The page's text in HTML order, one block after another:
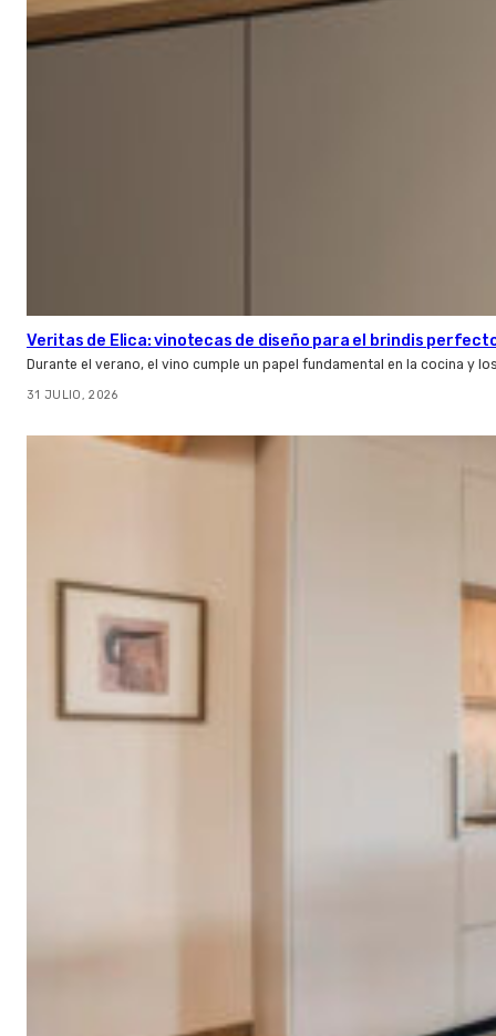
Veritas de Elica: vinotecas de diseño para el brindis
Durante el verano, el vino cumple un papel fundamental en la cocina y
31 JULIO, 2026